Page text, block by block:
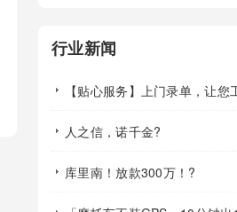
行业新闻
人之信，诺千金?
库里南！放款300万！?